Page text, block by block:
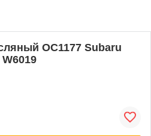
OC1177 Subaru